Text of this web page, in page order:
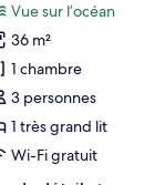
:
Vue sur l’océan
36 m²
1 chambre
3 personnes
1 très grand lit
Wi-Fi gratuit